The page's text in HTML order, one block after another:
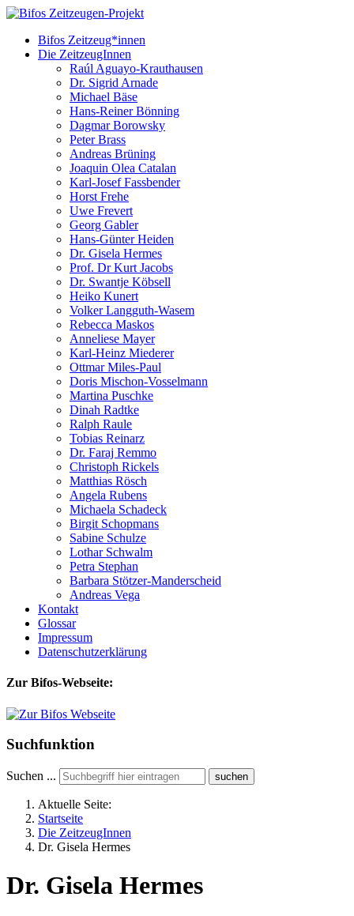
Bifos Zeitzeug*innen
Die ZeitzeugInnen
Raúl Aguayo-Krauthausen
Dr. Sigrid Arnade
Michael Bäse
Hans-Reiner Bönning
Dagmar Borowsky
Peter Brass
Andreas Brüning
Joaquin Olea Catalan
Karl-Josef Fassbender
Horst Frehe
Uwe Frevert
Georg Gabler
Hans-Günter Heiden
Dr. Gisela Hermes
Prof. Dr Kurt Jacobs
Dr. Swantje Köbsell
Heiko Kunert
Volker Langguth-Wasem
Rebecca Maskos
Anneliese Mayer
Karl-Heinz Miederer
Ottmar Miles-Paul
Doris Mischon-Vosselmann
Martina Puschke
Dinah Radtke
Ralph Raule
Tobias Reinarz
Dr. Faraj Remmo
Christoph Rickels
Matthias Rösch
Angela Rubens
Michaela Schadeck
Birgit Schopmans
Sabine Schulze
Lothar Schwalm
Petra Stephan
Barbara Stötzer-Manderscheid
Andreas Vega
Kontakt
Glossar
Impressum
Datenschutzerklärung
Zur Bifos-Webseite:
Suchfunktion
Suchen ... suchen
Aktuelle Seite:
Startseite
Die ZeitzeugInnen
Dr. Gisela Hermes
Dr. Gisela Hermes